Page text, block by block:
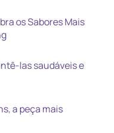
os Sabores Mais
las saudáveis e
a peça mais